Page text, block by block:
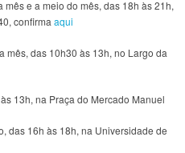
mês e a meio do mês, das 18h às 21h,
confirmaaqui
mês, das 10h30 às 13h, no Largo da
13h, na Praça do Mercado Manuel
das 16h às 18h, na Universidade de